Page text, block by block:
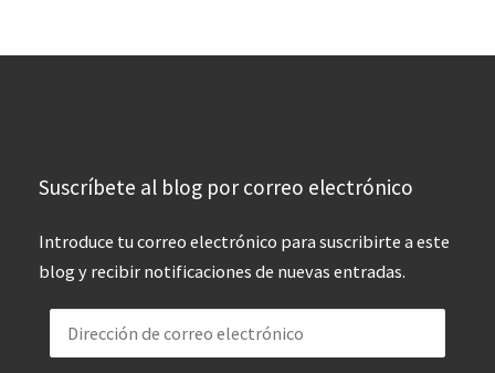
Suscríbete al blog por correo electrónico
Introduce tu correo electrónico para suscribirte a este
blog y recibir notificaciones de nuevas entradas.
Dirección de correo electrónico